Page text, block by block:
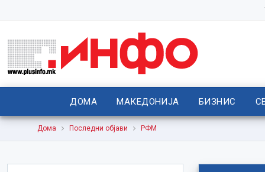
ДОМА МАКЕДОНИЈА БИЗНИС
Дома Последни објави РФМ